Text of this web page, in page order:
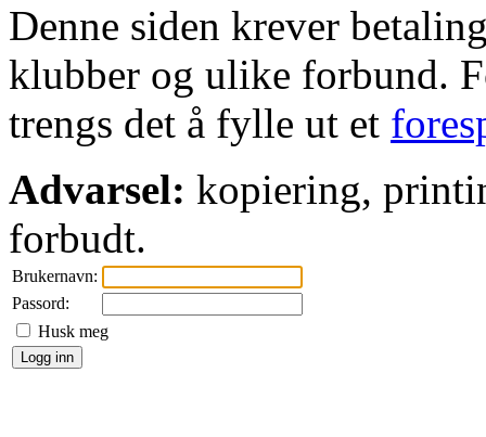
Denne siden krever
klubber og ulike forbund.
trengs det å fylle ut et
Advarsel: kopiering,
forbudt.
Brukernavn:
Passord:
Husk meg